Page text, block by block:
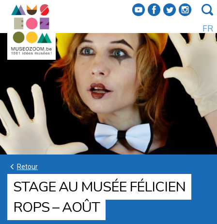
f a b e
FR
k Retour
STAGE AU MUSÉE FÉLICIEN
ROPS – AOÛT